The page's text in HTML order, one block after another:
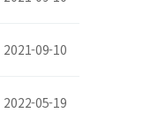
2021-09-10
2022-05-19